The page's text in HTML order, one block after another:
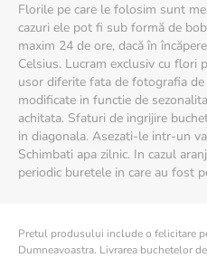
Florile pe care le folosim sunt
cazuri ele pot fi sub formă de
maxim 24 de ore, dacă în
Celsius. Lucram exclusiv cu flori
usor diferite fata de fotografia
modificate in functie de
achitata. Sfaturi de ingrijire
in diagonala. Asezati-le intr-un
Schimbati apa zilnic. In cazul
periodic buretele in care au fost
Pretul produsului include o felicitare
Dumneavoastra. Livrarea buchetelor